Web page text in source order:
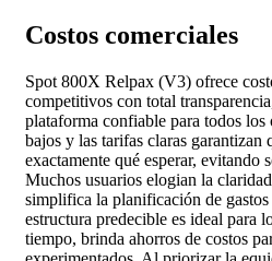
Costos comerciales
Spot 800X Relpax (V3) ofrece
competitivos con total
plataforma confiable para todos los
bajos y las tarifas claras garantizan
exactamente qué esperar, evitando
Muchos usuarios elogian la
simplifica la planificación de
estructura predecible es ideal para
tiempo, brinda ahorros de costos